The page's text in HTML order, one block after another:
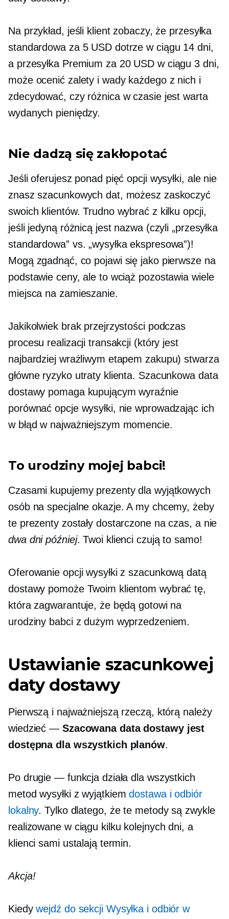
Na przykład, jeśli klient zobaczy, że przesyłka
standardowa za 5 USD dotrze w ciągu 14 dni,
a przesyłka Premium za 20 USD w ciągu 3 dni,
może ocenić zalety i wady każdego z nich i
zdecydować, czy różnica w czasie jest warta
wydanych pieniędzy.
Nie dadzą się zakłopotać
Jeśli oferujesz ponad pięć opcji wysyłki, ale nie
znasz szacunkowych dat, możesz zaskoczyć
swoich klientów. Trudno wybrać z kilku opcji,
jeśli jedyną różnicą jest nazwa (czyli „przesyłka
standardowa” vs. „wysyłka ekspresowa”)!
Mogą zgadnąć, co pojawi się jako pierwsze na
podstawie ceny, ale to wciąż pozostawia wiele
miejsca na zamieszanie.
Jakikolwiek brak przejrzystości podczas
procesu realizacji transakcji (który jest
najbardziej wrażliwym etapem zakupu) stwarza
główne ryzyko utraty klienta. Szacunkowa data
dostawy pomaga kupującym wyraźnie
porównać opcje wysyłki, nie wprowadzając ich
w błąd w najważniejszym momencie.
To urodziny mojej babci!
Czasami kupujemy prezenty dla wyjątkowych
osób na specjalne okazje. A my chcemy, żeby
te prezenty zostały dostarczone na czas, a nie
dwa dni później. Twoi klienci czują to samo!
Oferowanie opcji wysyłki z szacunkową datą
dostawy pomoże Twoim klientom wybrać tę,
która zagwarantuje, że będą gotowi na
urodziny babci z dużym wyprzedzeniem.
Ustawianie szacunkowej
daty dostawy
Pierwszą i najważniejszą rzeczą, którą należy
wiedzieć — Szacowana data dostawy jest
dostępna dla wszystkich planów.
Po drugie — funkcja działa dla wszystkich
metod wysyłki z wyjątkiemdostawa i odbiór
lokalny. Tylko dlatego, że te metody są zwykle
realizowane w ciągu kilku kolejnych dni, a
klienci sami ustalają termin.
Akcja!
Kiedywejdź do sekcji Wysyłka i odbiór w